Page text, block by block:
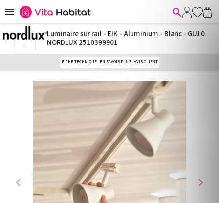
 
chevron_left chevron_right
Luminaire sur rail - EIK - Aluminium - Blanc - GU10
NORDLUX 2510399901
FICHE TECHNIQUE EN SAVOIR PLUS AVIS CLIENT